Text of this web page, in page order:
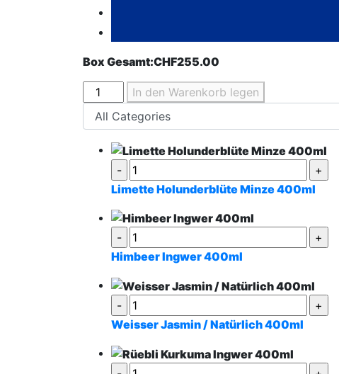
Box Gesamt:CHF255.00
Party-
Paket:
Gemischtes
Kühlung
unerlässlich!
Menge
In den Warenkorb legen
Limette Holunderblüte Minze 400ml
Himbeer Ingwer 400ml
Weisser Jasmin / Natürlich 400ml